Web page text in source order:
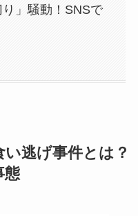
」騒動！SNSで
逃げ事件とは？
態